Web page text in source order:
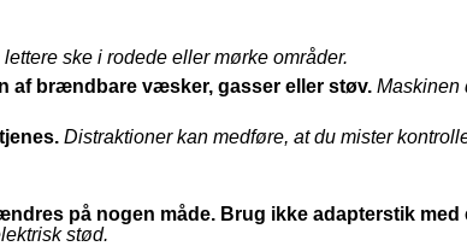
ske i rodede eller mørke områder.
af brændbare væsker, gasser eller støv. Maskinen
Distraktioner kan medføre, at du mister
på nogen måde. Brug ikke adapterstik
stød.